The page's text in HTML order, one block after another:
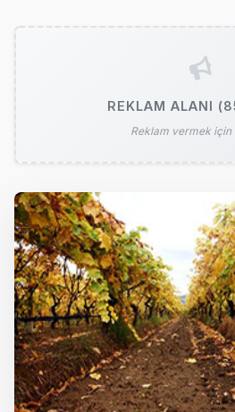
REKLAM ALANI
Reklam vermek için